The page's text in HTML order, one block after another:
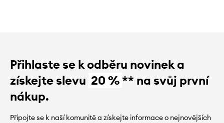
Přihlaste se k odběru novinek a
získejte slevu 20 %** na svůj první
nákup.
Připojte se k naší komunitě a získejte informace o nejnovějších